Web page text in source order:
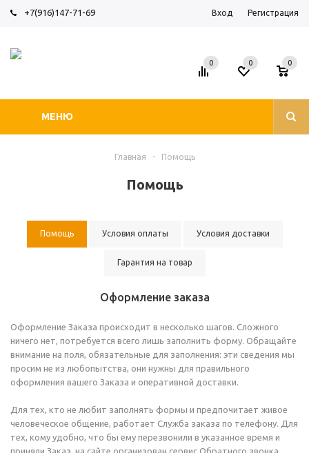
+7(916)147-71-69 Вход Регистрация
МЕНЮ
0 0 0
Главная - Помощь
Помощь
Помощь Условия оплаты Условия доставки
Гарантия на товар
Оформление заказа
Оформление Заказа происходит в несколько шагов. Сложного
ничего нет, потребуется всего лишь заполнить форму. Обращайте
внимание на поля, обязательные для заполнения: эти сведения мы
просим не из любопытства, они нужны для правильного
оформления вашего Заказа и оперативной доставки.
Для тех, кто не любит заполнять формы и предпочитает живое
человеческое общение, работает Служба заказа по телефону. Для
тех, кому удобно, что бы ему перезвонили в указанное время и
приняли Заказ, на сайте организован сервис Обратного звонка,